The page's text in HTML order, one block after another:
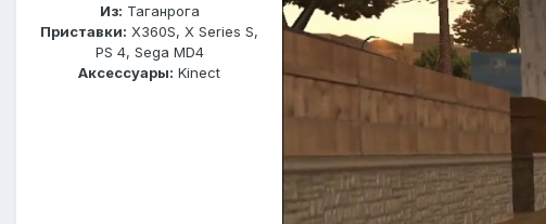
Из: Таганрога
Приставки: X360S, X Series S,
PS 4, Sega MD4
Аксессуары: Kinect